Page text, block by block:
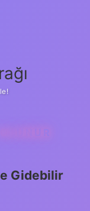
Gidebilir